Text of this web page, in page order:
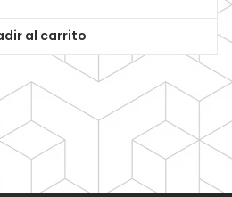
$8,900.00.
al carrito